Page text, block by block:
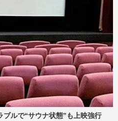
ルで“サウナ状態”も上映強行